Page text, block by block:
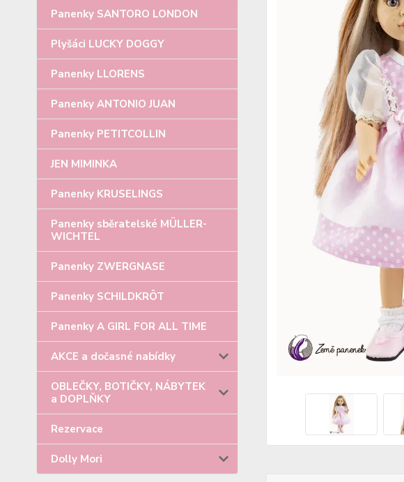
Panenky SANTORO LONDON
Plyšáci LUCKY DOGGY
Panenky LLORENS
Panenky ANTONIO JUAN
Panenky PETITCOLLIN
JEN MIMINKA
Panenky KRUSELINGS
Panenky sběratelské MÜLLER-
WICHTEL
Panenky ZWERGNASE
Panenky SCHILDKRÖT
Panenky A GIRL FOR ALL TIME
AKCE a dočasné nabídky
OBLEČKY, BOTIČKY, NÁBYTEK
a DOPLŇKY
Rezervace
Dolly Mori